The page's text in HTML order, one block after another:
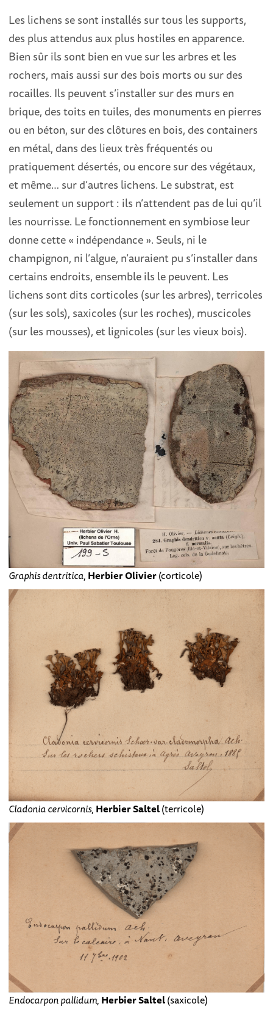
Les lichens se sont installés sur tous les supports,
des plus attendus aux plus hostiles en apparence.
Bien sûr ils sont bien en vue sur les arbres et les
rochers, mais aussi sur des bois morts ou sur des
rocailles. Ils peuvent s’installer sur des murs en
brique, des toits en tuiles, des monuments en pierres
ou en béton, sur des clôtures en bois, des containers
en métal, dans des lieux très fréquentés ou
pratiquement désertés, ou encore sur des végétaux,
et même… sur d’autres lichens. Le substrat, est
seulement un support : ils n’attendent pas de lui qu’il
les nourrisse. Le fonctionnement en symbiose leur
donne cette « indépendance ». Seuls, ni le
champignon, ni l’algue, n’auraient pu s’installer dans
certains endroits, ensemble ils le peuvent. Les
lichens sont dits corticoles (sur les arbres), terricoles
(sur les sols), saxicoles (sur les roches), muscicoles
(sur les mousses), et lignicoles (sur les vieux bois).
Graphis dentritica,Herbier Olivier(corticole)
Cladonia cervicornis,Herbier Saltel(terricole)
Endocarpon pallidum,Herbier Saltel(saxicole)